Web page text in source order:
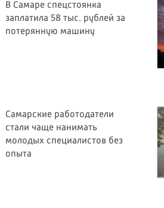
В Самаре спецстоянка
заплатила 58 тыс. рублей за
потерянную машину
Самарские работодатели
стали чаще нанимать
молодых специалистов без
опыта